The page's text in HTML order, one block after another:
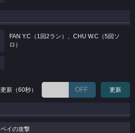
FAN Y.C（1回2ラン）、CHU W.C（5回ソ
ロ）
新（60秒） OFF 更新
イの攻撃